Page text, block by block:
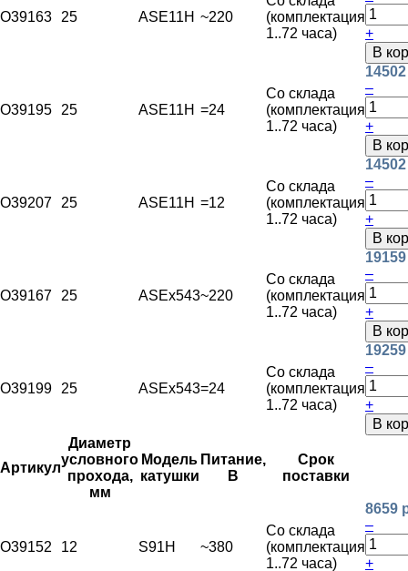
O39163 25 ASE11H ~220
(комплектация
1..72 часа)
+
В
O39195 25 ASE11H =24
Со склада
(комплектация
1..72 часа)
–
+
В
O39207 25 ASE11H =12
Со склада
(комплектация
1..72 часа)
–
+
В
O39167 25 ASEx543~220
Со склада
(комплектация
1..72 часа)
–
+
В
O39199 25 ASEx543=24
Со склада
(комплектация
1..72 часа)
–
+
В
Артикул
Диаметр
условного
прохода,
мм
Модель
катушки
Питание,
В
Срок
поставки
O39152 12 S91H ~380
Со склада
(комплектация
1..72 часа)
8659
–
+